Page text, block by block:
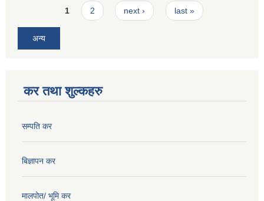
Pages1 2 next › last »
अन्य
कर तथा शुल्कहरु
सम्पति कर
बिज्ञापन कर
मालपोत/ भूमि कर